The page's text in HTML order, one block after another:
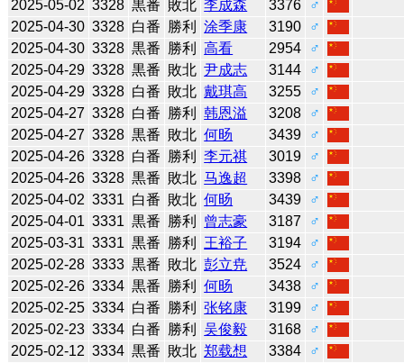
2025-05-02 3328 黒番 敗北 李成森 3376
♂
2025-04-30 3328 白番 勝利 涂季康 3190
♂
2025-04-30 3328 黒番 勝利 高看 2954
♂
2025-04-29 3328 黒番 敗北 尹成志 3144
♂
2025-04-29 3328 白番 敗北 戴琪高 3255
♂
2025-04-27 3328 白番 勝利 韩恩溢 3208
♂
2025-04-27 3328 黒番 敗北 何旸 3439
♂
2025-04-26 3328 白番 勝利 李元祺 3019
♂
2025-04-26 3328 黒番 敗北 马逸超 3398
♂
2025-04-02 3331 白番 敗北 何旸 3439
♂
2025-04-01 3331 黒番 勝利 曾志豪 3187
♂
2025-03-31 3331 黒番 勝利 王裕子 3194
♂
2025-02-28 3333 黒番 敗北 彭立尭 3524
♂
2025-02-26 3334 黒番 勝利 何旸 3438
♂
2025-02-25 3334 白番 勝利 张铭康 3199
♂
2025-02-23 3334 白番 勝利 吴俊毅 3168
♂
2025-02-12 3334 黒番 敗北 郑载想 3384
♂